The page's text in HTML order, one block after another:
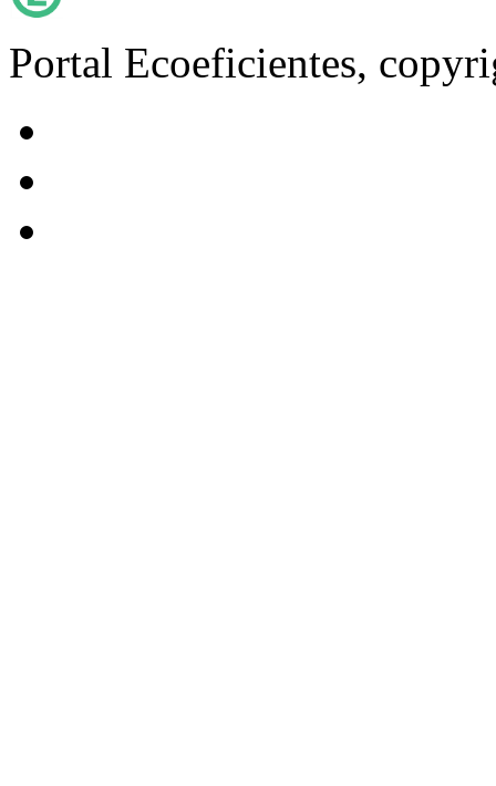
Portal Ecoeficientes,